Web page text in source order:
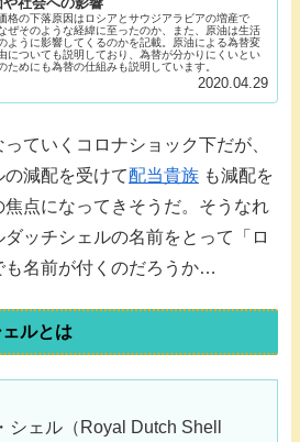
格の下落原因はロシアとサウジアラビアの増産で
ぜそのような経緯に至ったのか、また、原油は生活
ように影響してくるのかを記載。原油による為替変
についても説明しており、為替が分かりにくいとい
ためにも為替の仕組みも説明しています。
2020.04.29
ていくコロナショック下だが、
減配を受けて配当貴族 も減配を
点になってきそうだ。そうなれ
ッチシェルの名前をとって「ロ
も名前が付くのだろうか…
ルとは
シェル（Royal Dutch Shell